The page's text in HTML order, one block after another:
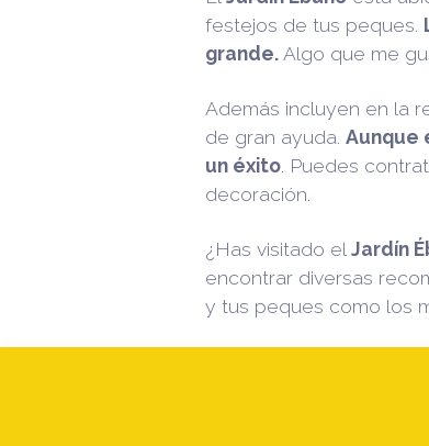
festejos de tus peques.
grande. Algo que me
Además incluyen en la
de gran ayuda. Aunque
un éxito . Puedes
decoración.
¿Has visitado el Jardín
encontrar diversas
y tus peques como los